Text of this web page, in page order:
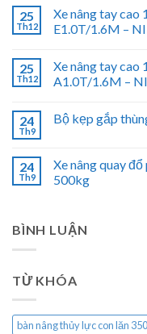
25
Th12
Xe nâng tay cao
E1.0T/1.6M –
25
Th12
Xe nâng tay cao
A1.0T/1.6M –
24
Th9
Bộ kẹp gắp
24
Th9
Xe nâng quay
500kg
BÌNH LUẬN
TỪ KHÓA
bàn nâng thủy lực con lăn